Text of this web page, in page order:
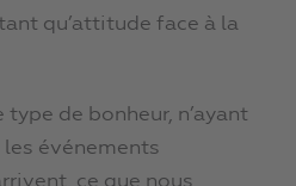
qu’attitude face à la
type de bonheur, n’ayant
événements
ce que nous